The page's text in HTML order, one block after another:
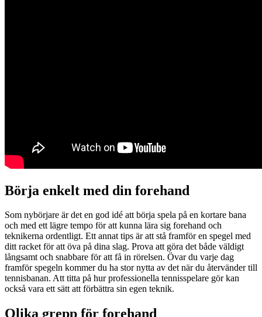
Börja enkelt med din forehand
Som nybörjare är det en god idé att börja spela på en kortare bana
och med ett lägre tempo för att kunna lära sig forehand och
teknikerna ordentligt. Ett annat tips är att stå framför en spegel med
ditt racket för att öva på dina slag. Prova att göra det både väldigt
långsamt och snabbare för att få in rörelsen. Övar du varje dag
framför spegeln kommer du ha stor nytta av det när du återvänder till
tennisbanan. Att titta på hur professionella tennisspelare gör kan
också vara ett sätt att förbättra sin egen teknik.
Olika grepp för forehand